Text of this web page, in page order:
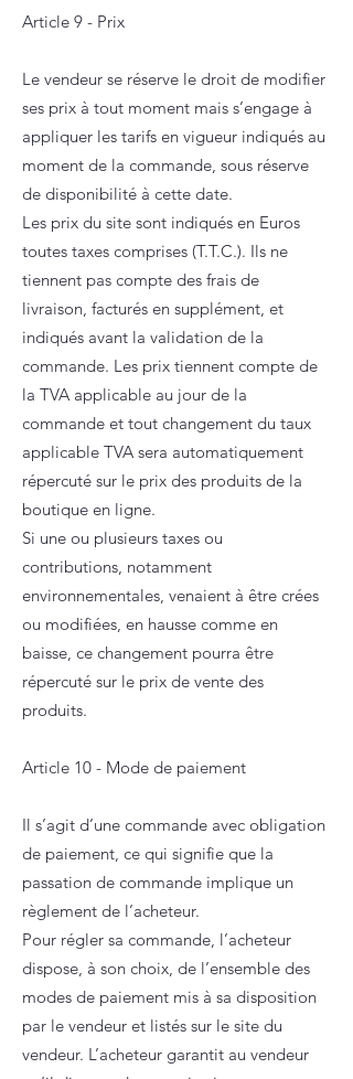
Article 9 - Prix
Le vendeur se réserve le droit de modifier
ses prix à tout moment mais s’engage à
appliquer les tarifs en vigueur indiqués au
moment de la commande, sous réserve
de disponibilité à cette date.
Les prix du site sont indiqués en Euros
toutes taxes comprises (T.T.C.). Ils ne
tiennent pas compte des frais de
livraison, facturés en supplément, et
indiqués avant la validation de la
commande. Les prix tiennent compte de
la TVA applicable au jour de la
commande et tout changement du taux
applicable TVA sera automatiquement
répercuté sur le prix des produits de la
boutique en ligne.
Si une ou plusieurs taxes ou
contributions, notamment
environnementales, venaient à être crées
ou modifiées, en hausse comme en
baisse, ce changement pourra être
répercuté sur le prix de vente des
produits.
Article 10 - Mode de paiement
Il s’agit d’une commande avec obligation
de paiement, ce qui signifie que la
passation de commande implique un
règlement de l’acheteur.
Pour régler sa commande, l’acheteur
dispose, à son choix, de l’ensemble des
modes de paiement mis à sa disposition
par le vendeur et listés sur le site du
vendeur. L’acheteur garantit au vendeur